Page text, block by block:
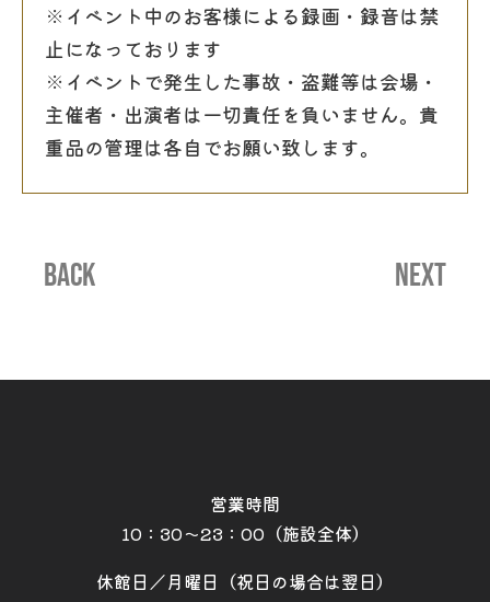
※イベント中のお客様による録画・録音は禁
止になっております
※イベントで発生した事故・盗難等は会場・
主催者・出演者は一切責任を負いません。貴
重品の管理は各自でお願い致します。
BACK NEXT
営業時間
10：30～23：00（施設全体）
休館日／月曜日（祝日の場合は翌日）